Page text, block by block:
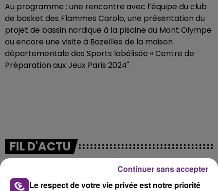
Au programme : une rencontre avec l’équipe du club
de basket des Flammes Carolo, une présentation du
projet de bassin nordique à la piscine du Mont Olympe
ou encore une visite à Bazeilles de la maison
départementale des Sports labélisée « Centre de
Préparation aux Jeux Paris 2024".
FIL D'ACTU
Le respect de votre vie privée est notre priorité
Continuer sans accepter